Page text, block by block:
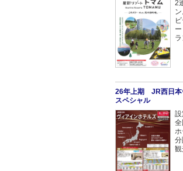
2
26年上期 JR西日本
スペシャル
分
観